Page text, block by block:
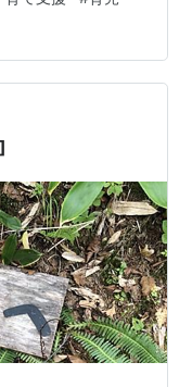
ィーでパネルの温
んで、ヒートアラ
買わせることで、
実は、子供の人権